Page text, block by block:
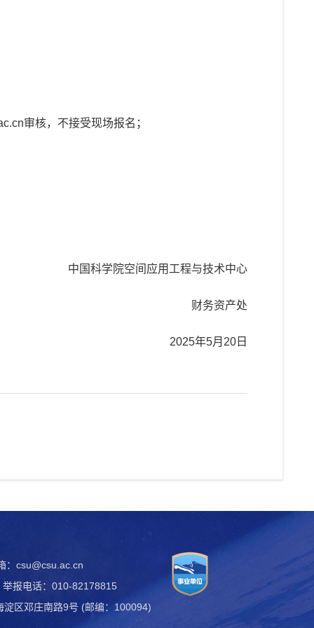
审核，不接受现场报名；
中国科学院空间应用工程与技术中心
财务资产处
2025年5月20日
：csu@csu.ac.cn
举报电话：010-82178815
淀区邓庄南路9号 (邮编：100094)